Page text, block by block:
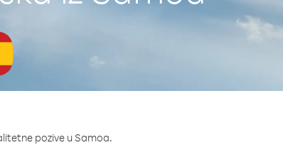
pozive u Samoa.